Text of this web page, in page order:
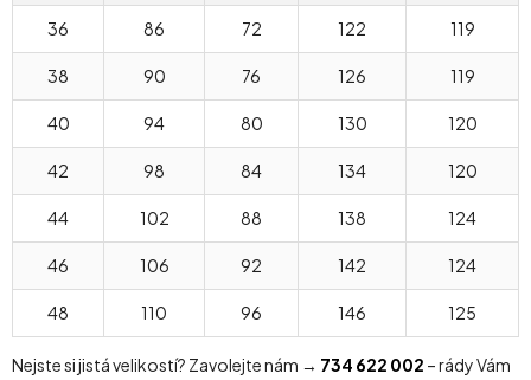
36 86 72 122 119
38 90 76 126 119
40 94 80 130 120
42 98 84 134 120
44 102 88 138 124
46 106 92 142 124
48 110 96 146 125
Nejste si jistá velikostí? Zavolejte nám → 734 622 002 – rády Vám